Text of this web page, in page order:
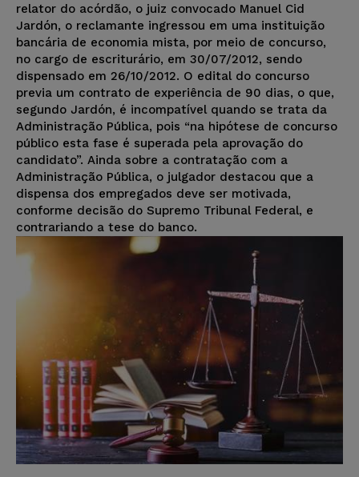
relator do acórdão, o juiz convocado Manuel Cid
Jardón, o reclamante ingressou em uma instituição
bancária de economia mista, por meio de concurso,
no cargo de escriturário, em 30/07/2012, sendo
dispensado em 26/10/2012. O edital do concurso
previa um contrato de experiência de 90 dias, o que,
segundo Jardón, é incompatível quando se trata da
Administração Pública, pois “na hipótese de concurso
público esta fase é superada pela aprovação do
candidato”. Ainda sobre a contratação com a
Administração Pública, o julgador destacou que a
dispensa dos empregados deve ser motivada,
conforme decisão do Supremo Tribunal Federal, e
contrariando a tese do banco.